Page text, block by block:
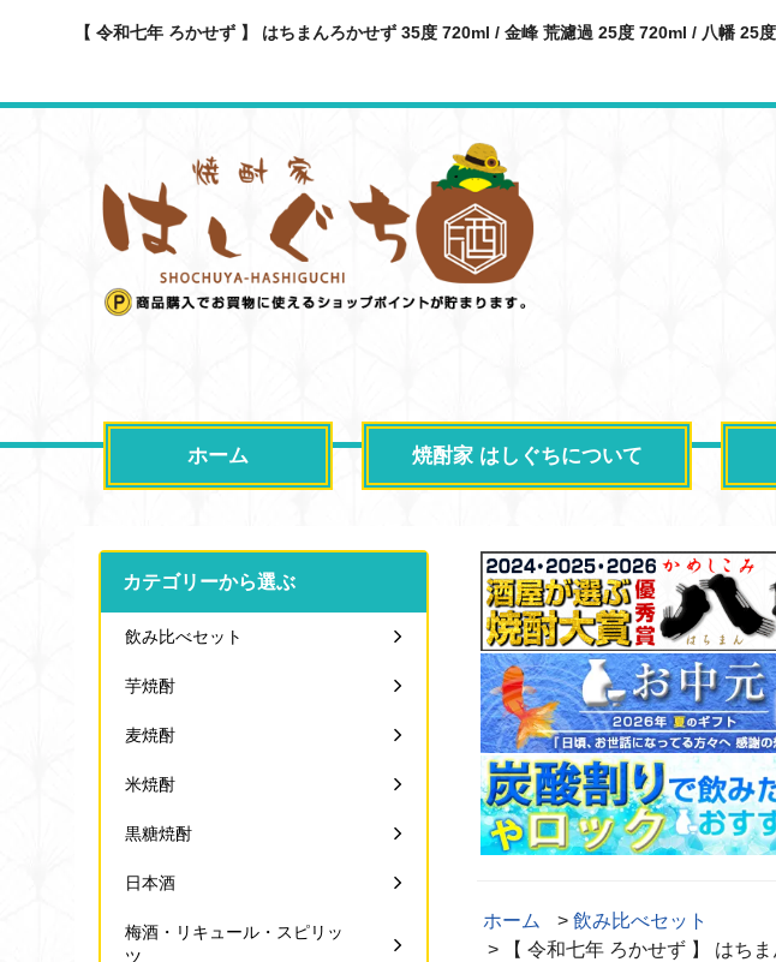
【 令和七年 ろかせず 】 はちまんろかせず 35度 720ml / 金峰 荒濾過 25度 720ml / 八幡 25
ホーム 焼酎家 はしぐちについて
ホーム > 飲み比べセット
> 【 令和七年 ろかせず 】 はち
カテゴリーから選ぶ
飲み比べセット
芋焼酎
麦焼酎
米焼酎
黒糖焼酎
日本酒
梅酒・リキュール・スピリッ
ツ